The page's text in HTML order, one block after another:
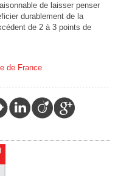
de laisser penser
durablement de la
de 2 à 3 points de
de France